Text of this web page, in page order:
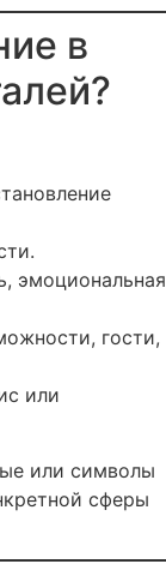
в
эмоциональная
гости,
или
или символы
сферы